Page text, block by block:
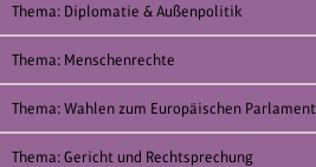
Thema: Diplomatie & Außenpolitik
Thema: Menschenrechte
Thema: Wahlen zum Europäischen Parlament
Thema: Gericht und Rechtsprechung